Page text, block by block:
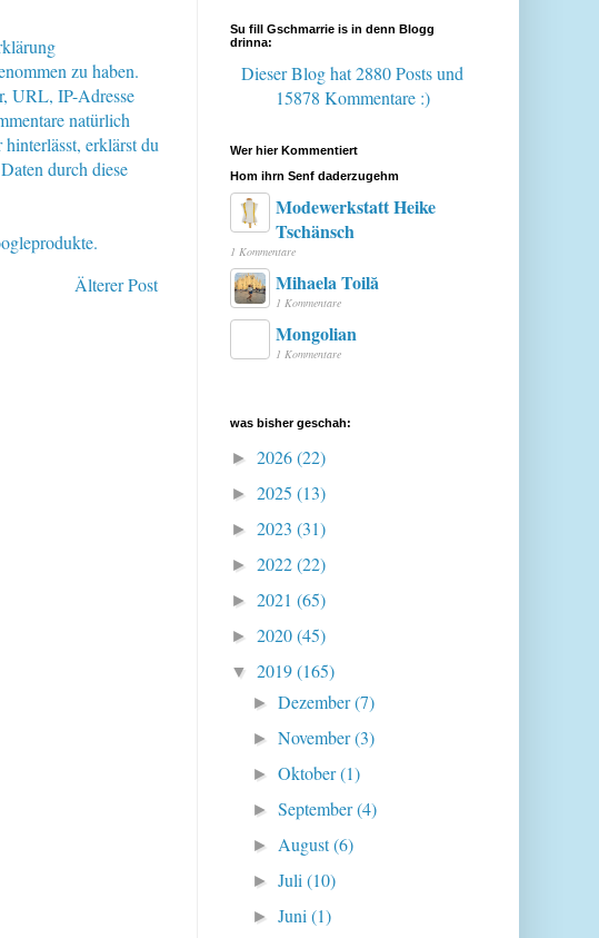
zu haben.
URL, IP-Adresse
natürlich
erklärst du
durch diese
Älterer Post
Su fill Gschmarrie is in denn Blogg
drinna:
Dieser Blog hat 2880 Postsund
15878 Kommentare :)
Wer hier Kommentiert
Hom ihrn Senf daderzugehm
Modewerkstatt Heike
Tschänsch
1 Kommentare
Mihaela Toilă
1 Kommentare
Mongolian
1 Kommentare
was bisher geschah:
► 2026(22)
► 2025 (13)
► 2023 (31)
► 2022(22)
► 2021 (65)
► 2020(45)
▼ 2019(165)
►Dezember(7)
►November(3)
►Oktober(1)
►September(4)
► August(6)
►Juli(10)
►Juni(1)